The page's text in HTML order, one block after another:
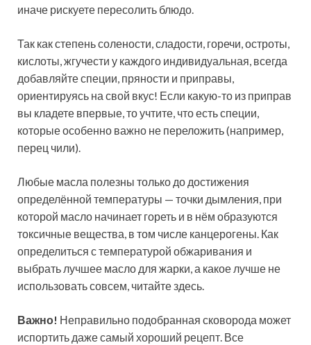
иначе рискуете пересолить блюдо.
Так как степень солености, сладости, горечи, остроты,
кислоты, жгучести у каждого индивидуальная, всегда
добавляйте специи, пряности и приправы,
ориентируясь на свой вкус! Если какую-то из приправ
вы кладете впервые, то учтите, что есть специи,
которые особенно важно не переложить (например,
перец чили).
Любые масла полезны только до достижения
определённой температуры — точки дымления, при
которой масло начинает гореть и в нём образуются
токсичные вещества, в том числе канцерогены. Как
определиться с температурой обжаривания и
выбрать лучшее масло для жарки, а какое лучше не
использовать совсем, читайте здесь.
Важно! Неправильно подобранная сковорода может
испортить даже самый хороший рецепт. Все